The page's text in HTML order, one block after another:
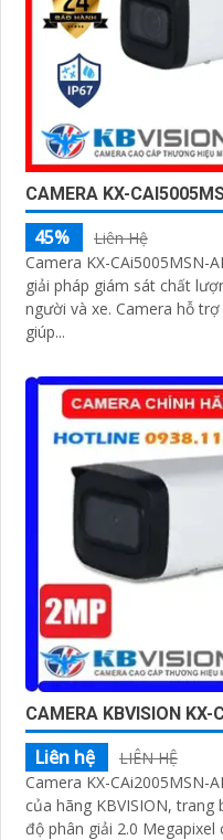
CAMERA KX-
45%
Liên Hệ
Camera KX-CAi5005MSN-
giải pháp giám sát chất
người và xe. Camera hỗ trợ tầm xa hồng ngoại lên đến 60m,
giúp...
CAMERA KBVISION
Liên hệ
LIÊN HỆ
Camera KX-CAi2005MSN-
của hãng KBVISION, trang
độ phân giải 2.0